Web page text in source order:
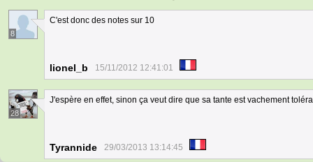
8
C'est donc des notes sur 10
lionel_b 15/11/2012 12:41:01
28
J'espère en effet, sinon ça veut dire que sa tante est vachement
Tyrannide 29/03/2013 13:14:45